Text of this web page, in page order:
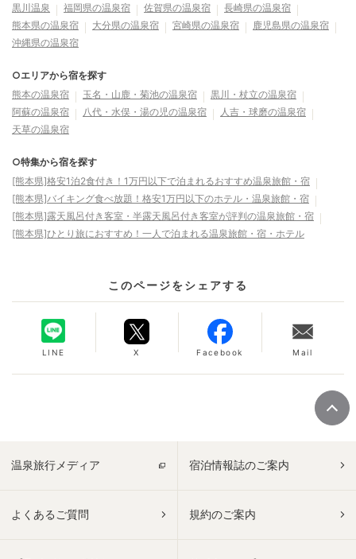
黒川温泉
福岡県の温泉宿 佐賀県の温泉宿
長崎県の温泉宿
熊本県の温泉宿
大分県の温泉宿 宮崎県の温泉宿
鹿児島県の温泉宿
沖縄県の温泉宿
○エリアから宿を探す
熊本の温泉宿
玉名・山鹿・菊池の温泉宿
黒川・杖立の温泉宿
阿蘇の温泉宿
八代・水俣・湯の児の温泉宿
人吉・球磨の温泉宿
天草の温泉宿
○特集から宿を探す
[熊本県]格安1泊2食付き！1万円以下で泊まれるおすすめ温泉旅館・宿
[熊本県]バイキング食べ放題！格安1万円以下のホテル・温泉旅館・宿
[熊本県]露天風呂付き客室・半露天風呂付き客室が評判の温泉旅館・宿
[熊本県]ひとり旅におすすめ！一人で泊まれる温泉旅館・宿・ホテル
このページをシェアする
LINE X Facebook Mail
温泉旅行メディア 宿泊情報誌のご案内
よくあるご質問 規約のご案内